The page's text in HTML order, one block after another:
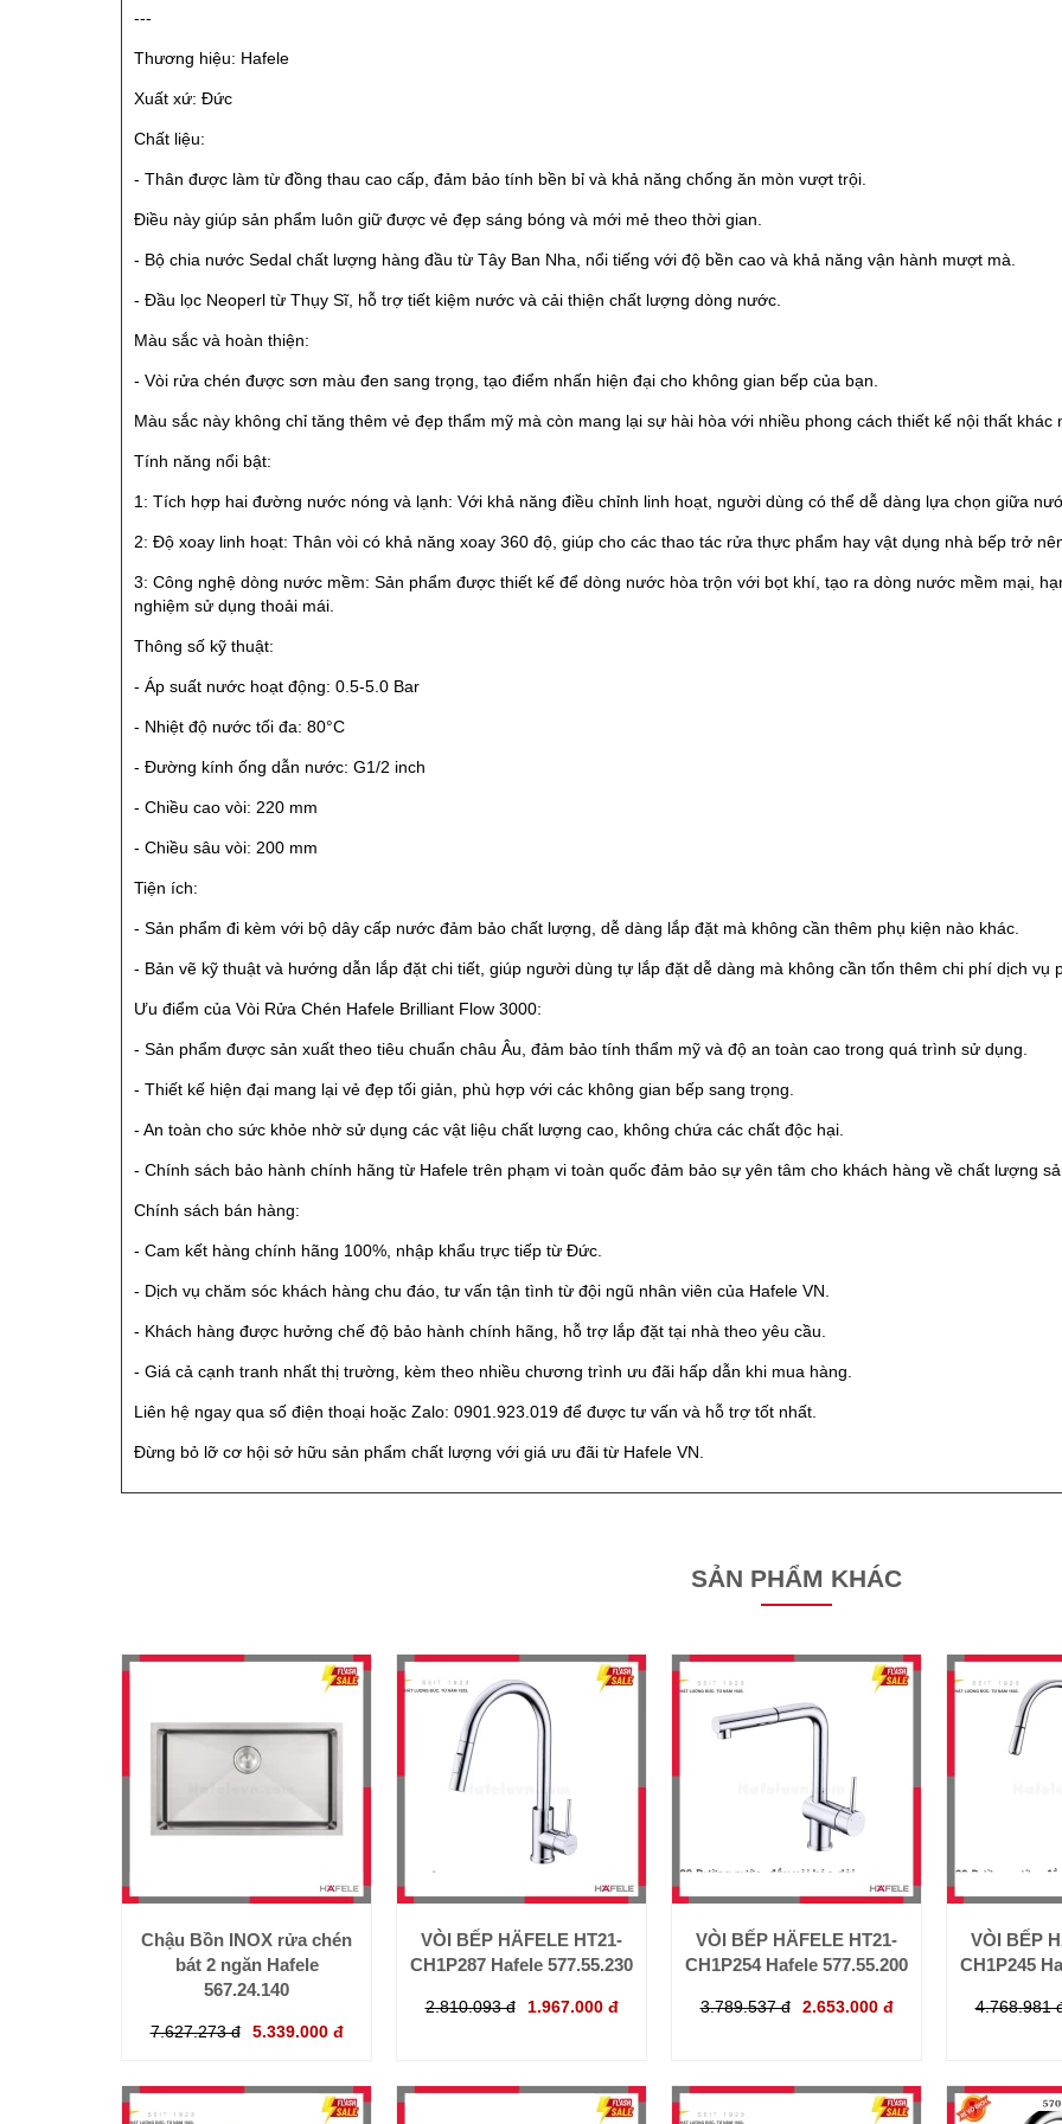
---
Thương hiệu: Hafele
Xuất xứ: Đức
Chất liệu:
- Thân được làm từ đồng thau cao cấp, đảm bảo tính bền bỉ và khả năng chống ăn mòn vượt trội.
Điều này giúp sản phẩm luôn giữ được vẻ đẹp sáng bóng và mới mẻ theo thời gian.
- Bộ chia nước Sedal chất lượng hàng đầu từ Tây Ban Nha, nổi tiếng với độ bền cao và khả năng vận hành mượt mà.
- Đầu lọc Neoperl từ Thụy Sĩ, hỗ trợ tiết kiệm nước và cải thiện chất lượng dòng nước.
Màu sắc và hoàn thiện:
- Vòi rửa chén được sơn màu đen sang trọng, tạo điểm nhấn hiện đại cho không gian bếp của bạn.
Màu sắc này không chỉ tăng thêm vẻ đẹp thẩm mỹ mà còn mang lại sự hài hòa với nhiều phong cách thiết kế nội thất khác
Tính năng nổi bật:
1: Tích hợp hai đường nước nóng và lạnh: Với khả năng điều chỉnh linh hoạt, người dùng có thể dễ dàng lựa chọn giữa
2: Độ xoay linh hoạt: Thân vòi có khả năng xoay 360 độ, giúp cho các thao tác rửa thực phẩm hay vật dụng nhà bếp trở
3: Công nghệ dòng nước mềm: Sản phẩm được thiết kế để dòng nước hòa trộn với bọt khí, tạo ra dòng nước mềm mại,
nghiệm sử dụng thoải mái.
Thông số kỹ thuật:
- Áp suất nước hoạt động: 0.5-5.0 Bar
- Nhiệt độ nước tối đa: 80°C
- Đường kính ống dẫn nước: G1/2 inch
- Chiều cao vòi: 220 mm
- Chiều sâu vòi: 200 mm
Tiện ích:
- Sản phẩm đi kèm với bộ dây cấp nước đảm bảo chất lượng, dễ dàng lắp đặt mà không cần thêm phụ kiện nào khác.
- Bản vẽ kỹ thuật và hướng dẫn lắp đặt chi tiết, giúp người dùng tự lắp đặt dễ dàng mà không cần tốn thêm chi phí dịch vụ
Ưu điểm của Vòi Rửa Chén Hafele Brilliant Flow 3000:
- Sản phẩm được sản xuất theo tiêu chuẩn châu Âu, đảm bảo tính thẩm mỹ và độ an toàn cao trong quá trình sử dụng.
- Thiết kế hiện đại mang lại vẻ đẹp tối giản, phù hợp với các không gian bếp sang trọng.
- An toàn cho sức khỏe nhờ sử dụng các vật liệu chất lượng cao, không chứa các chất độc hại.
- Chính sách bảo hành chính hãng từ Hafele trên phạm vi toàn quốc đảm bảo sự yên tâm cho khách hàng về chất lượng
Chính sách bán hàng:
- Cam kết hàng chính hãng 100%, nhập khẩu trực tiếp từ Đức.
- Dịch vụ chăm sóc khách hàng chu đáo, tư vấn tận tình từ đội ngũ nhân viên của Hafele VN.
- Khách hàng được hưởng chế độ bảo hành chính hãng, hỗ trợ lắp đặt tại nhà theo yêu cầu.
- Giá cả cạnh tranh nhất thị trường, kèm theo nhiều chương trình ưu đãi hấp dẫn khi mua hàng.
Liên hệ ngay qua số điện thoại hoặc Zalo: 0901.923.019 để được tư vấn và hỗ trợ tốt nhất.
Đừng bỏ lỡ cơ hội sở hữu sản phẩm chất lượng với giá ưu đãi từ Hafele VN.
SẢN PHẨM KHÁC
Chậu Bồn INOX rửa chén
bát 2 ngăn Hafele
567.24.140
7.627.273 đ 5.339.000 đ
VÒI BẾP HÄFELE HT21-
CH1P287 Hafele 577.55.230
2.810.093 đ 1.967.000 đ
VÒI BẾP HÄFELE HT21-
CH1P254 Hafele 577.55.200
3.789.537 đ 2.653.000 đ
VÒI BẾP
CH1P245
4.768.981